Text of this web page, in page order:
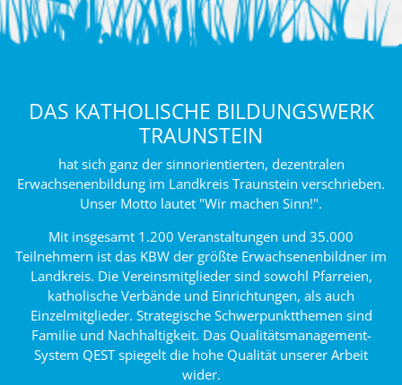
DAS KATHOLISCHE BILDUNGSWERK
TRAUNSTEIN
hat sich ganz der sinnorientierten, dezentralen
Erwachsenenbildung im Landkreis Traunstein verschrieben.
Unser Motto lautet "Wir machen Sinn!".
Mit insgesamt 1.200 Veranstaltungen und 35.000
Teilnehmern ist das KBW der größte Erwachsenenbildner im
Landkreis. Die Vereinsmitglieder sind sowohl Pfarreien,
katholische Verbände und Einrichtungen, als auch
Einzelmitglieder. Strategische Schwerpunktthemen sind
Familie und Nachhaltigkeit. Das Qualitätsmanagement-
System QEST spiegelt die hohe Qualität unserer Arbeit
wider.